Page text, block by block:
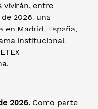
vivirán, entre
2026, una
en Madrid, España,
institucional
2026. Como parte